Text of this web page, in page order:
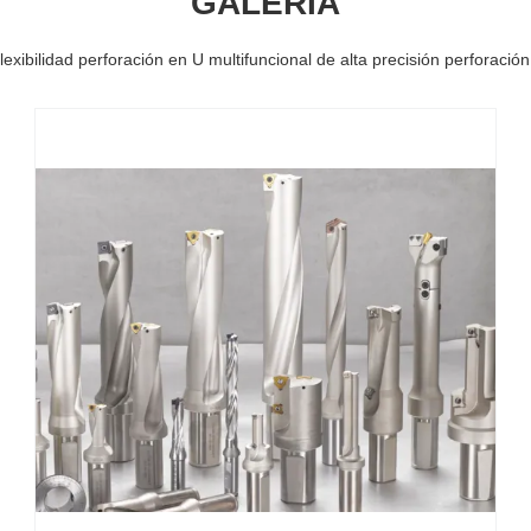
perforación en U multifuncional de alta precisión